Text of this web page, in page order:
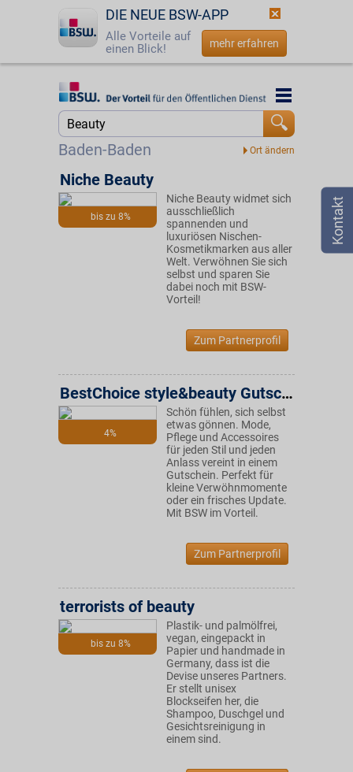
DIE NEUE BSW-APP
Alle Vorteile auf
einen Blick!
mehr erfahren
Startseite
Jetzt BSW-Mitglied werden
Login
☎ 0800 - 279 25 82
Baden-Baden
Startseite
Suche
bis zu 8%
Niche Beauty
Niche Beauty widmet sich
ausschließlich
spannenden und
luxuriösen Nischen-
Kosmetikmarken aus aller
Welt. Verwöhnen Sie sich
selbst und sparen Sie
dabei noch mit BSW-
Vorteil!
Zum Partnerprofil
4%
BestChoice style&beauty Gutschein
Schön fühlen, sich selbst
etwas gönnen. Mode,
Pflege und Accessoires
für jeden Stil und jeden
Anlass vereint in einem
Gutschein. Perfekt für
kleine Verwöhnmomente
oder ein frisches Update.
Mit BSW im Vorteil.
Zum Partnerprofil
bis zu 8%
terrorists of beauty
Plastik- und palmölfrei,
vegan, eingepackt in
Papier und handmade in
Germany, dass ist die
Devise unseres Partners.
Er stellt unisex
Blockseifen her, die
Shampoo, Duschgel und
Gesichtsreinigung in
einem sind.